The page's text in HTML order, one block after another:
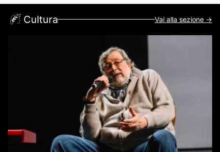
Cultura Vai alla sezione ->